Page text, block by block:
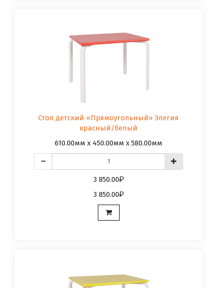
Стол детский «Прямоугольный» Элегия
красный/белый
610.00мм x 450.00мм x 580.00мм
3 850.00
3 850.00